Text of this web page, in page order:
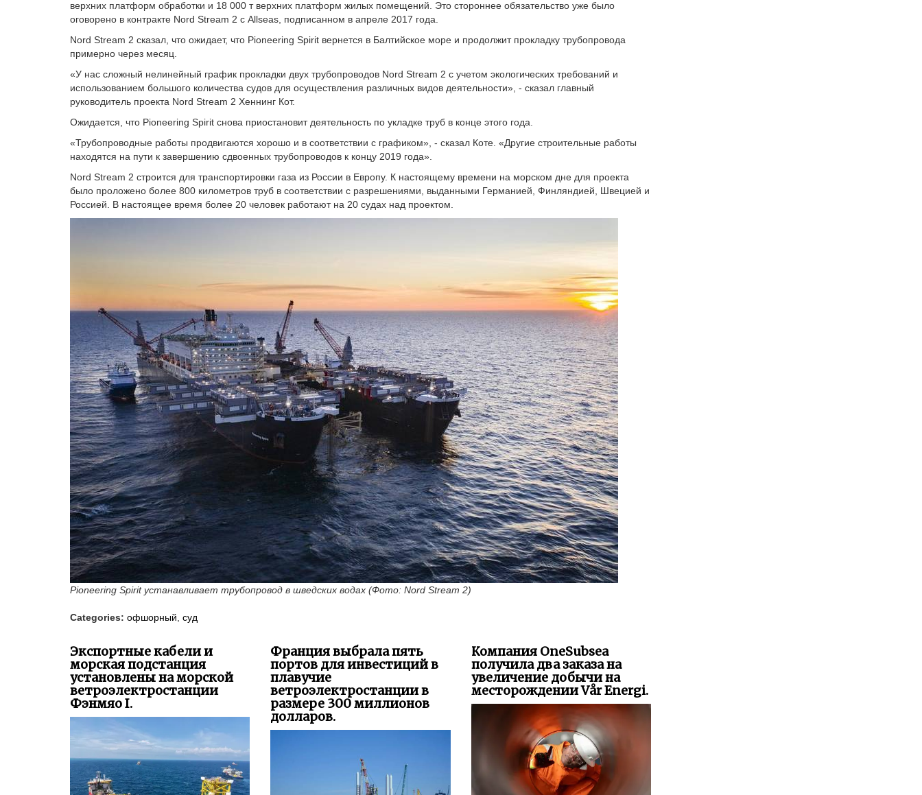
примерно через месяц.
«У нас сложный нелинейный график прокладки двух трубопроводов Nord Stream 2 с учетом экологических требований и
использованием большого количества судов для осуществления различных видов деятельности», - сказал главный
руководитель проекта Nord Stream 2 Хеннинг Кот.
Ожидается, что Pioneering Spirit снова приостановит деятельность по укладке труб в конце этого года.
«Трубопроводные работы продвигаются хорошо и в соответствии с графиком», - сказал Коте. «Другие строительные работы
находятся на пути к завершению сдвоенных трубопроводов к концу 2019 года».
Nord Stream 2 строится для транспортировки газа из России в Европу. К настоящему времени на морском дне для проекта
было проложено более 800 километров труб в соответствии с разрешениями, выданными Германией, Финляндией, Швецией и
Россией. В настоящее время более 20 человек работают на 20 судах над проектом.
Pioneering Spirit устанавливает трубопровод в шведских водах (Фото: Nord Stream 2)
Categories: офшорный суд
морская подстанция
ветроэлектростанции
Фэнмяо I.
ветроэлектростанции в
размере 300 миллионов
долларов.
месторождении Vår Energi.